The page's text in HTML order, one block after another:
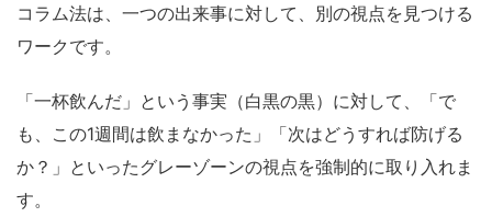
コラム法は、一つの出来事に対して、別の視点を見つける
ワークです。
「一杯飲んだ」という事実（白黒の黒）に対して、「で
も、この1週間は飲まなかった」「次はどうすれば防げる
か？」といったグレーゾーンの視点を強制的に取り入れま
す。